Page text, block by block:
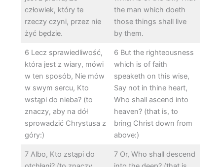
człowiek, który te
rzeczy czyni, przez nie
żyć będzie.
the man which doeth
those things shall live
by them.
6 Lecz sprawiedliwość,
która jest z wiary, mówi
w ten sposób, Nie mów
w swym sercu, Kto
wstąpi do nieba? (to
znaczy, aby na dół
sprowadzić Chrystusa z
góry:)
6 But the righteousness
which is of faith
speaketh on this wise,
Say not in thine heart,
Who shall ascend into
heaven? (that is, to
bring Christ down from
above:)
7 Albo, Kto zstąpi do
7 Or, Who shall descend